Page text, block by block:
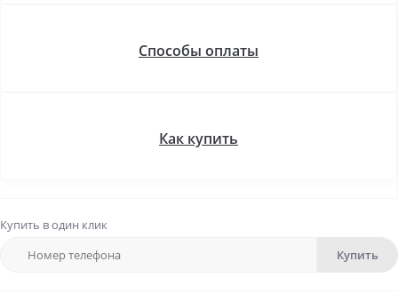
Способы оплаты
Как купить
Купить в один клик
Купить